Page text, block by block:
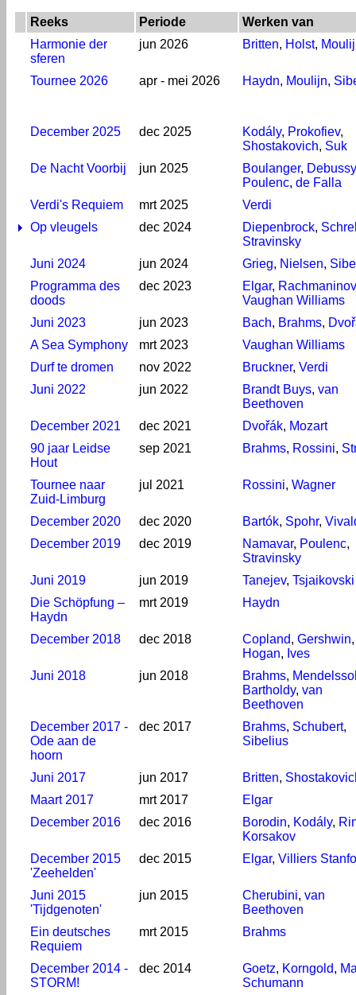
Reeks Periode
Werken van
Harmonie der
sferen
jun 2026 Britten, Holst,
Tournee 2026 apr - mei 2026 Haydn, Moulijn,
December 2025 dec 2025 Kodály, Prokofiev,
Shostakovich, Suk
De Nacht Voorbij
jun 2025 Boulanger, Debussy
Poulenc, de Falla
Verdi's Requiem
mrt 2025
Verdi
Op vleugels
dec 2024 Diepenbrock,
Stravinsky
Juni 2024
jun 2024 Grieg, Nielsen,
Programma des
doods
dec 2023 Elgar, Rachmaninov
Vaughan Williams
Juni 2023
jun 2023 Bach, Brahms,
A Sea Symphony
mrt 2023
Vaughan Williams
Durf te dromen
nov 2022 Bruckner, Verdi
Juni 2022
jun 2022 Brandt Buys, van
Beethoven
December 2021
dec 2021 Dvořák, Mozart
90 jaar Leidse
Hout
sep 2021 Brahms, Rossini,
Tournee naar
Zuid-Limburg
jul 2021 Rossini, Wagner
December 2020 dec 2020 Bartók, Spohr,
December 2019
dec 2019 Namavar, Poulenc,
Stravinsky
Juni 2019
jun 2019 Tanejev, Tsjaikovski
Die Schöpfung –
Haydn
mrt 2019 Haydn
December 2018 dec 2018 Copland, Gershwin,
Hogan, Ives
Juni 2018
jun 2018 Brahms,
Bartholdy, van
Beethoven
December 2017 -
Ode aan de
hoorn
dec 2017 Brahms, Schubert,
Sibelius
Juni 2017 jun 2017 Britten,
Maart 2017
mrt 2017
Elgar
December 2016
dec 2016 Borodin, Kodály,
Korsakov
December 2015
'Zeehelden'
dec 2015 Elgar, Villiers
Juni 2015
'Tijdgenoten'
jun 2015 Cherubini, van
Beethoven
Ein deutsches
Requiem
mrt 2015 Brahms
December 2014 -
STORM!
dec 2014 Goetz, Korngold,
Schumann